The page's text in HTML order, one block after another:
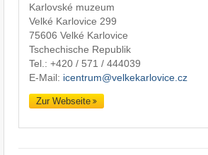
Karlovské muzeum
Velké Karlovice 299
75606 Velké Karlovice
Tschechische Republik
Tel.: +420 / 571 / 444039
E-Mail: icentrum@velkekarlovice.cz
Zur Webseite